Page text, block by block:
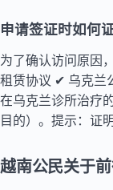
申请签证时如何
为了确认访问原因
租赁协议 ✔ 乌克兰
在乌克兰诊所治疗
目的）。提示：证
越南公民关于